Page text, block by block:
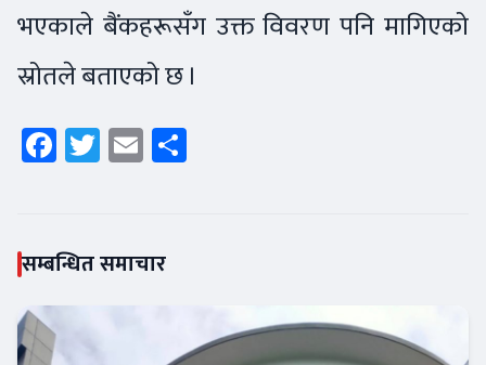
भएकाले बैंकहरूसँग उक्त विवरण पनि मागिएको
स्रोतले बताएको छ ।
Facebook
Twitter
Email
सम्बन्धित समाचार